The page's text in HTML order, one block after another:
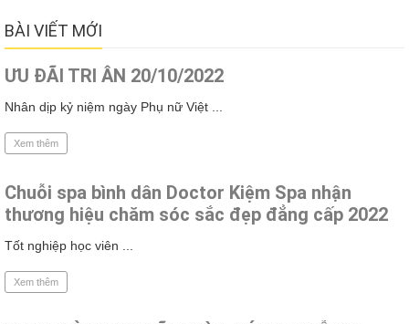
BÀI VIẾT MỚI
ƯU ĐÃI TRI ÂN 20/10/2022
Nhân dịp kỷ niệm ngày Phụ nữ Việt ...
Xem thêm
Chuỗi spa bình dân Doctor Kiệm Spa nhận
thương hiệu chăm sóc sắc đẹp đẳng cấp 2022
Tốt nghiệp học viên ...
Xem thêm